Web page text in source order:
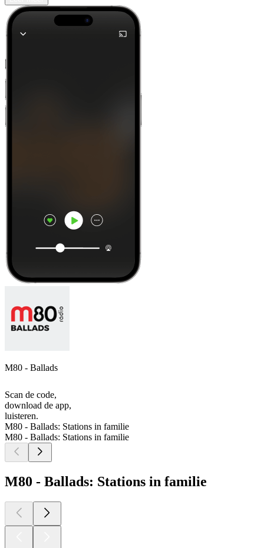
M80 - Ballads
Scan de code,
download de app,
luisteren.
M80 - Ballads: Stations in familie
M80 - Ballads: Stations in familie
M80 - Ballads: Stations in familie